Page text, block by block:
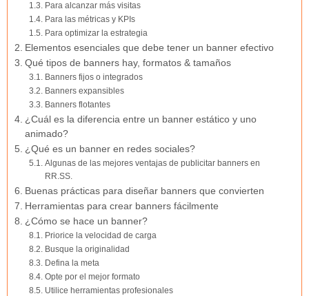
Para alcanzar más visitas
Para las métricas y KPIs
Para optimizar la estrategia
Elementos esenciales que debe tener un banner efectivo
Qué tipos de banners hay, formatos & tamaños
Banners fijos o integrados
Banners expansibles
Banners flotantes
¿Cuál es la diferencia entre un banner estático y uno
animado?
¿Qué es un banner en redes sociales?
Algunas de las mejores ventajas de publicitar banners en
RR.SS.
Buenas prácticas para diseñar banners que convierten
Herramientas para crear banners fácilmente
¿Cómo se hace un banner?
Priorice la velocidad de carga
Busque la originalidad
Defina la meta
Opte por el mejor formato
Utilice herramientas profesionales